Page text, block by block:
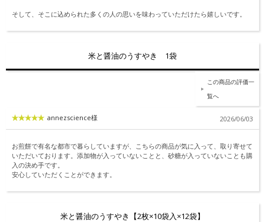
そして、そこに込められた多くの人の思いを味わっていただけたら嬉しいです。
米と醤油のうすやき 1袋
この商品の評価一
覧へ
annezscience様 2026/06/03
お煎餅で有名な都市で暮らしていますが、こちらの商品が気に入って、取り寄せて
いただいております。添加物が入っていないことと、砂糖が入っていないことも購
入の決め手です。
安心していただくことができます。
米と醤油のうすやき【2枚×10袋入×12袋】